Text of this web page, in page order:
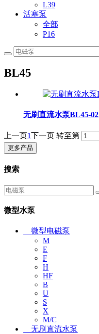
L39
活塞泵
全部
P16
BL45
无刷直流水泵BL45-02
上一页1下一页 转至第
更多产品
搜索
微型水泵
微型电磁泵
M
E
F
H
HF
B
U
S
X
M/C
无刷直流水泵